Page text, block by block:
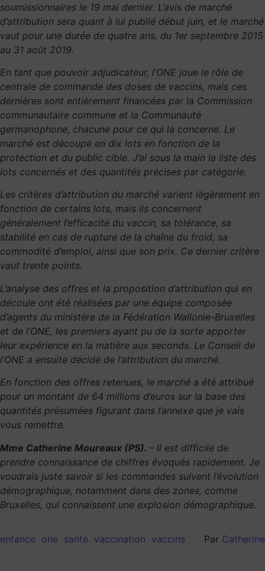
soumissionnaires le 19 mai dernier. L’avis de marché
d’attribution sera quant à lui publié début juin, et le marché
vaut pour une durée de quatre ans, du 1er septembre 2015
au 31 août 2019.
En tant que pouvoir adjudicateur, l’ONE joue le rôle de
centrale de commande des doses de vaccins, mais ces
dernières sont entièrement financées par la Commission
communautaire commune et la Communauté
germanophone, chacune pour ce qui la concerne. Le
marché est découpé en dix lots en fonction de la
protection et du public cible. J’ai sous la main la liste des
lots concernés et des quantités précises par catégorie.
Les critères d’attribution du marché varient légèrement en
fonction de certains lots, mais ils concernent
généralement l’efficacité du vaccin, sa tolérance, sa
stabilité en cas de rupture de la chaîne du froid, sa
commodité d’emploi, ainsi que son prix. Ce dernier critère
vaut trente points.
L’analyse des offres et la proposition d’attribution qui en
découle ont été réalisées par une équipe composée
d’agents du ministère de la Fédération Wallonie-Bruxelles
et de l’ONE, les premiers ayant pu de la sorte apporter
leur expérience en la matière aux seconds. Le Conseil de
l’ONE a ensuite décidé de l’attribution du marché.
En fonction des offres retenues, le marché a été attribué
pour un montant de 64 millions d’euros sur la base des
quantités présumées figurant dans l’annexe que je vais
vous remettre.
Mme Catherine Moureaux (PS). – Il est difficile de
prendre connaissance de chiffres évoqués rapidement. Je
voudrais juste savoir si les commandes suivent l’évolution
démographique, notamment dans des zones, comme
Bruxelles, qui connaissent une explosion démographique.
enfance one santé vaccination vaccins Par Catherine